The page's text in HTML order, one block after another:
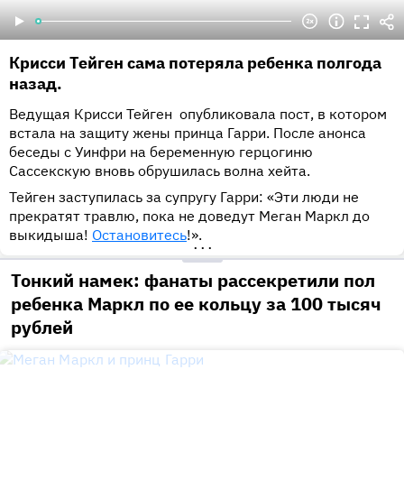
Крисси Тейген сама потеряла ребенка полгода
назад.
Ведущая Крисси Тейген опубликовала пост, в котором
встала на защиту жены принца Гарри. После анонса
беседы с Уинфри на беременную герцогиню
Сассекскую вновь обрушилась волна хейта.
Тейген заступилась за супругу Гарри: «Эти люди не
прекратят травлю, пока не доведут Меган Маркл до
выкидыша! Остановитесь!».
•••
Тонкий намек: фанаты рассекретили пол
ребенка Маркл по ее кольцу за 100 тысяч
рублей